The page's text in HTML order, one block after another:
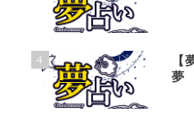
4
【
夢